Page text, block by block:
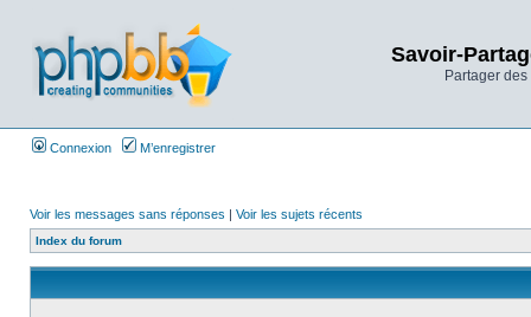
Savoir-
Partager
Connexion M’enregistrer
Voir les messages sans réponses | Voir les sujets récents
Index du forum